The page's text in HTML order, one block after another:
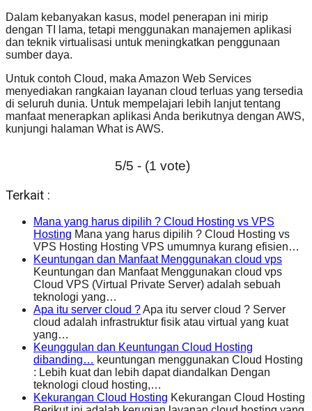
Dalam kebanyakan kasus, model penerapan ini mirip
dengan TI lama, tetapi menggunakan manajemen aplikasi
dan teknik virtualisasi untuk meningkatkan penggunaan
sumber daya.
Untuk contoh Cloud, maka Amazon Web Services
menyediakan rangkaian layanan cloud terluas yang tersedia
di seluruh dunia. Untuk mempelajari lebih lanjut tentang
manfaat menerapkan aplikasi Anda berikutnya dengan AWS,
kunjungi halaman What is AWS.
5/5 - (1 vote)
Terkait :
Mana yang harus dipilih ? Cloud Hosting vs VPS
Hosting Mana yang harus dipilih ? Cloud Hosting vs
VPS Hosting Hosting VPS umumnya kurang efisien…
Keuntungan dan Manfaat Menggunakan cloud vps
Keuntungan dan Manfaat Menggunakan cloud vps
Cloud VPS (Virtual Private Server) adalah sebuah
teknologi yang…
Apa itu server cloud ?Apa itu server cloud ? Server
cloud adalah infrastruktur fisik atau virtual yang kuat
yang…
Keunggulan dan Keuntungan Cloud Hosting
dibanding… keuntungan menggunakan Cloud Hosting
: Lebih kuat dan lebih dapat diandalkan Dengan
teknologi cloud hosting,…
Kekurangan Cloud Hosting Kekurangan Cloud Hosting